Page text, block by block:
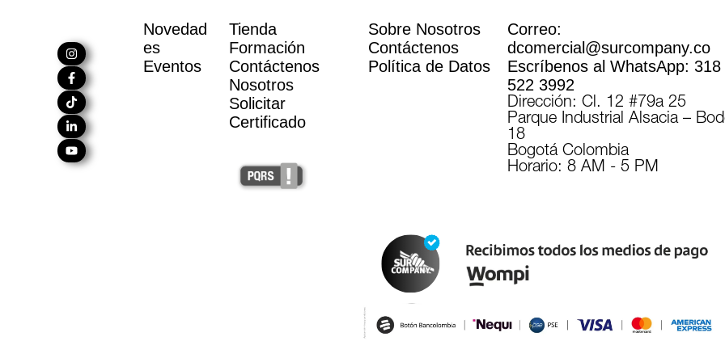
Novedad
es
Eventos
Tienda
Formación
Contáctenos
Nosotros
Solicitar
Certificado
Sobre Nosotros
Contáctenos
Política de Datos
Correo:
dcomercial@surcompany.co
Escríbenos al WhatsApp: 318
522 3992
Dirección: Cl. 12 #79a 25
Parque Industrial Alsacia –
18
Bogotá Colombia
Horario: 8 AM - 5 PM